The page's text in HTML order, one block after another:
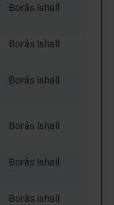
Borås Ishall
Borås Ishall
Borås Ishall
Borås Ishall
Borås Ishall
Borås Ishall